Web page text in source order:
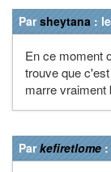
Parsheytana :
En ce moment
trouve que
marre vraiment
Parkefiretlome